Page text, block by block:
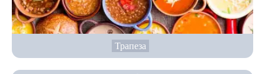
Трапеза